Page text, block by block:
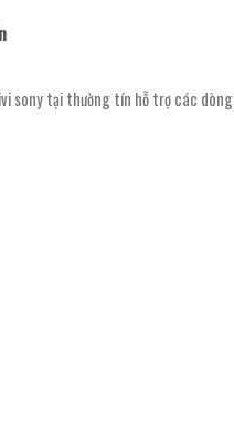
sony tại thường tín hỗ trợ các dòng